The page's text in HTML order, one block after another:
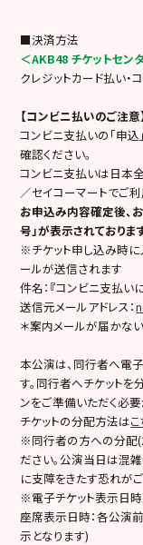
■決済方法
＜AKB48 チケットセン
クレジットカード払い・
【コンビニ払いのご注意
コンビニ支払いの「申込
確認ください。
コンビニ支払いは日本
／セイコーマートでご利
お申込み内容確定後、
号」が表示されておりま
※チケット申し込み時に
ールが送信されます
件名：『コンビニ支払い
送信元メールアドレス：
＊案内メールが届かな
本公演は、同行者へ電
す。同行者へチケット
ンをご準備いただく必要
チケットの分配方法は
※同行者の方への分配
ださい。公演当日は混
に支障をきたす恐れがご
※電子チケット表示日
座席表示日時：各公演
示となります)